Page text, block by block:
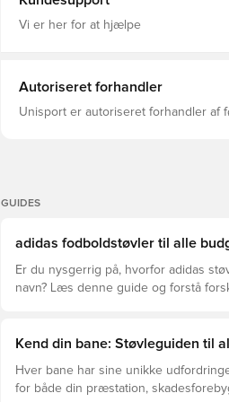
gør disse støvler til et smart valg for
og ydeevne, sæson efter
præget tekstur Indersål i tekstil
underlag/MG-profilering Let, flydende
Bredere tåboks Vægt: 125 g
Vi er her for at hjælpe
Autoriseret forhandler
Unisport er autoriseret forhandler af
GUIDES
adidas fodboldstøvler til alle
Er du nysgerrig på, hvorfor adidas
navn? Læs denne guide og forstå
Kend din bane: Støvleguiden til
Hver bane har sine unikke
for både din præstation,